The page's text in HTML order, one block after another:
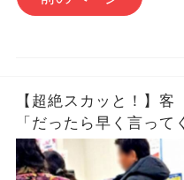
【超絶スカッと！】
「だったら早く言っ
員「（袋を雑にしま